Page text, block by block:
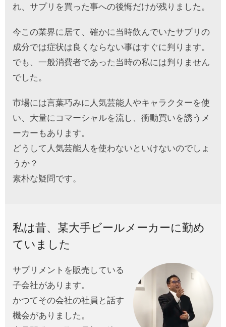
れ、サプリを買った事への後悔だけが残りました。
今この業界に居て、確かに当時飲んでいたサプリの
成分では症状は良くならない事はすぐに判ります。
でも、一般消費者であった当時の私には判りません
でした。
市場には言葉巧みに人気芸能人やキャラクターを使
い、大量にコマーシャルを流し、衝動買いを誘うメ
ーカーもあります。
どうして人気芸能人を使わないといけないのでしょ
うか？
素朴な疑問です。
私は昔、某大手ビールメーカーに勤め
ていました
サプリメントを販売している
子会社があります。
かつてその会社の社員と話す
機会がありました。